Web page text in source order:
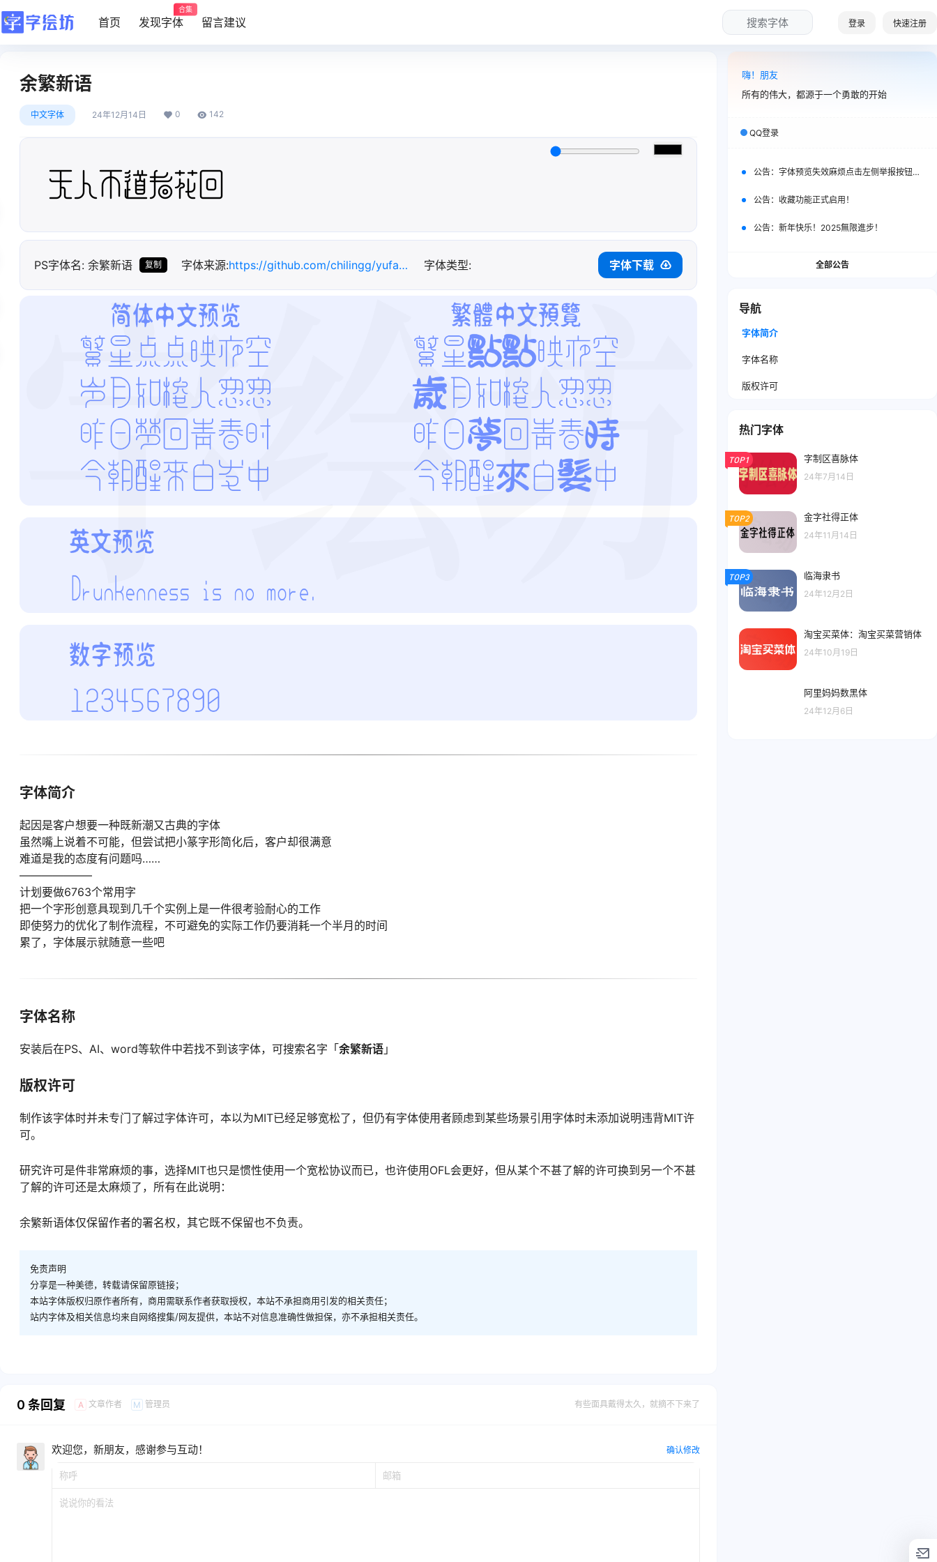
首页 发现字体
合集
留言建议 搜索字体 登录 快速注册
余繁新语
中文字体 24年12月14日 0 142
无人不道看花回
PS字体名: 余繁新语 复制 字体来源:https://github.com/chilingg/yufanxinyu字体类型: 字体下载
字体简介
起因是客户想要一种既新潮又古典的字体
虽然嘴上说着不可能，但尝试把小篆字形简化后，客户却很满意
难道是我的态度有问题吗……
——————–
计划要做6763个常用字
把一个字形创意具现到几千个实例上是一件很考验耐心的工作
即使努力的优化了制作流程，不可避免的实际工作仍要消耗一个半月的时间
累了，字体展示就随意一些吧
字体名称
安装后在PS、AI、word等软件中若找不到该字体，可搜索名字「余繁新语 」
版权许可
制作该字体时并未专门了解过字体许可，本以为MIT已经足够宽松了，但仍有字体使用者顾虑到某些场景引用字体时未添加说明违背MIT许
可。
研究许可是件非常麻烦的事，选择MIT也只是惯性使用一个宽松协议而已，也许使用OFL会更好，但从某个不甚了解的许可换到另一个不甚
了解的许可还是太麻烦了，所有在此说明：
余繁新语体仅保留作者的署名权，其它既不保留也不负责。
免责声明
分享是一种美德，转载请保留原链接；
本站字体版权归原作者所有，商用需联系作者获取授权，本站不承担商用引发的相关责任；
站内字体及相关信息均来自网络搜集/网友提供，本站不对信息准确性做担保，亦不承担相关责任。
0 条回复 A 文章作者 M 管理员 有些面具戴得太久，就摘不下来了
欢迎您，新朋友，感谢参与互动！ 确认修改
嗨！朋友
所有的伟大，都源于一个勇敢的开始
QQ登录
公告： 字体预览失效麻烦点击左侧举报按钮举报一下。
公告： 收藏功能正式启用！
公告： 新年快乐！2025無限進步！
全部公告
导航
字体简介
字体名称
版权许可
热门字体
TOP1 字制区喜脉体
24年7月14日
TOP2 金字社得正体
24年11月14日
TOP3 临海隶书
24年12月2日
淘宝买菜体：淘宝买菜营销体
24年10月19日
阿里妈妈数黑体
24年12月6日